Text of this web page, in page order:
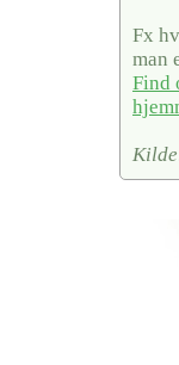
Fx
man
Find